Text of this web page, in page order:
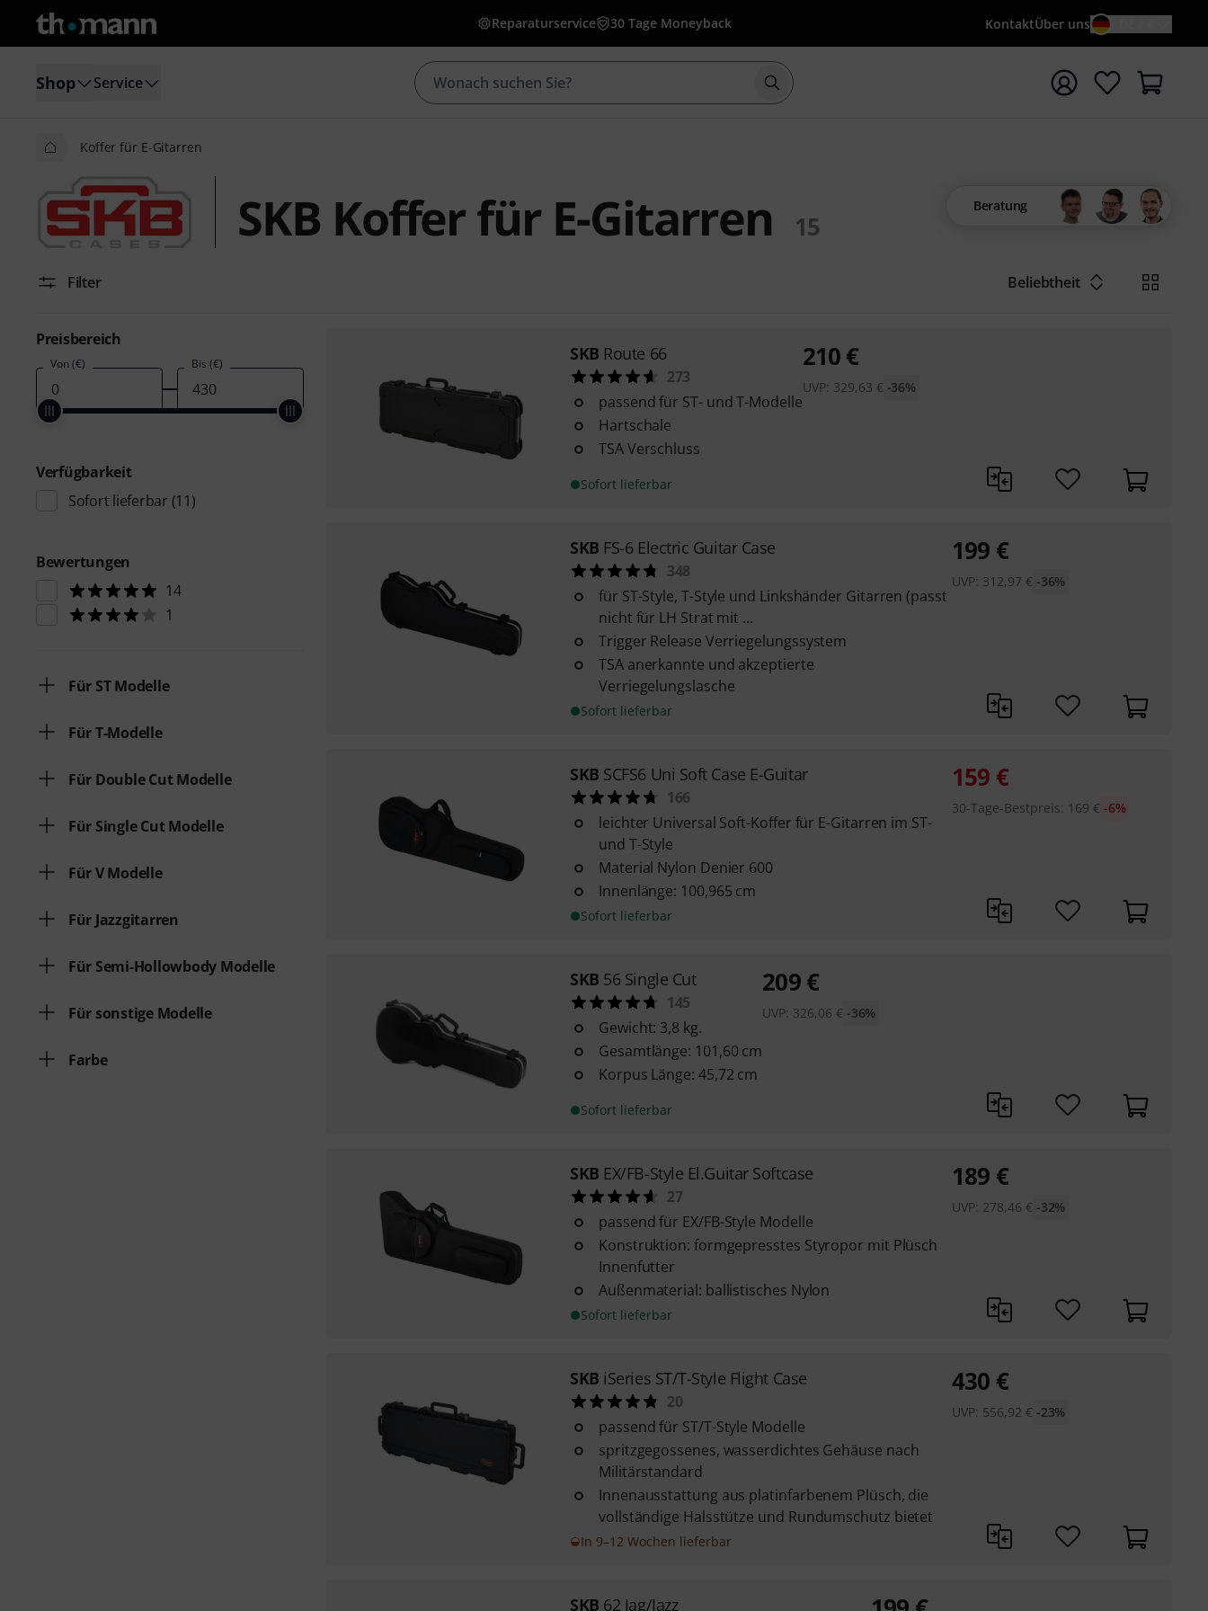
Reparaturservice 30 Tage Moneyback KontaktÜber uns
Shop Service Suche mit Suchwort {searchTerm} starten
Koffer für E-Gitarren
SKB Koffer für E-Gitarren 15
Beratung
Filter Beliebtheit
Preisbereich
Von (€) Bis (€)
Verfügbarkeit
Sofort lieferbar (11)
Bewertungen
14
1
Für ST Modelle
Für T-Modelle
Für Double Cut Modelle
Für Single Cut Modelle
Für V Modelle
Für Jazzgitarren
Für Semi-Hollowbody Modelle
Für sonstige Modelle
Farbe
SKB Route 66
273
passend für ST- und T-Modelle
Hartschale
TSA Verschluss
Sofort lieferbar
210€
UVP: 329,63 € -36%
SKB FS-6 Electric Guitar Case
348
für ST-Style, T-Style und Linkshänder Gitarren (passt
nicht für LH Strat mit ...
Trigger Release Verriegelungssystem
TSA anerkannte und akzeptierte
Verriegelungslasche
Sofort lieferbar
199 €
UVP: 312,97 € -36%
SKB SCFS6 Uni Soft Case E-Guitar
166
leichter Universal Soft-Koffer für E-Gitarren im ST-
und T-Style
Material Nylon Denier 600
Innenlänge: 100,965 cm
Sofort lieferbar
159 €
30-Tage-Bestpreis: 169 € -6%
SKB 56 Single Cut
145
Gewicht: 3,8 kg.
Gesamtlänge: 101,60 cm
Korpus Länge: 45,72 cm
Sofort lieferbar
209€
UVP: 326,06 € -36%
SKB EX/FB-Style El.Guitar Softcase
27
passend für EX/FB-Style Modelle
Konstruktion: formgepresstes Styropor mit Plüsch
Innenfutter
Außenmaterial: ballistisches Nylon
Sofort lieferbar
189 €
UVP: 278,46 € -32%
SKB iSeries ST/T-Style Flight Case
20
passend für ST/T-Style Modelle
spritzgegossenes, wasserdichtes Gehäuse nach
Militärstandard
Innenausstattung aus platinfarbenem Plüsch, die
vollständige Halsstütze und Rundumschutz bietet
In 9–12 Wochen lieferbar
430 €
UVP: 556,92 € -23%
SKB 62 Jag/Jazz